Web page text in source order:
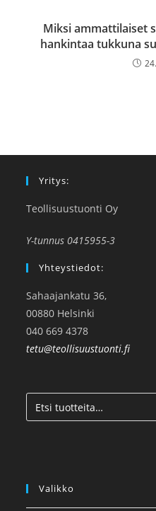
Miksi ammattilaiset
hankintaa tukkuna
Yritys:
Teollisuustuonti Oy
Y-tunnus 0415955-3
Yhteystiedot:
Sahaajankatu 36,
00880 Helsinki
040 669 4378
tetu@teollisuustuonti.fi
Valikko